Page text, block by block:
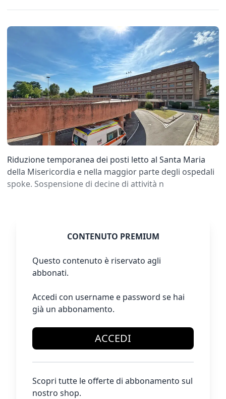
Riduzione temporanea dei posti letto al Santa Maria
della Misericordia e nella maggior parte degli ospedali
spoke. Sospensione di decine di attività n
CONTENUTO PREMIUM
Questo contenuto è riservato agli
abbonati.
Accedi con username e password se hai
già un abbonamento.
ACCEDI
Scopri tutte le offerte di abbonamento sul
nostro shop.